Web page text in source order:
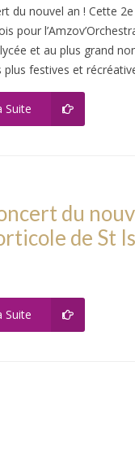
du nouvel an ! Cette
pour
et au plus grand
plus festives et
Suite
du
de St
Suite